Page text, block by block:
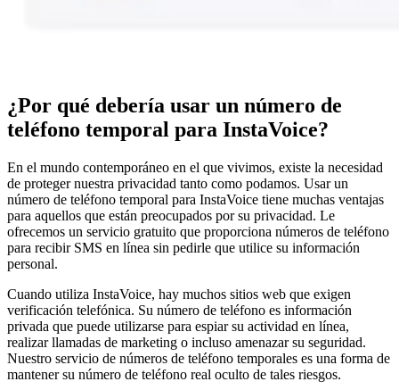
¿Por qué debería usar un número de
teléfono temporal para InstaVoice?
En el mundo contemporáneo en el que vivimos, existe la necesidad
de proteger nuestra privacidad tanto como podamos. Usar un
número de teléfono temporal para InstaVoice tiene muchas ventajas
para aquellos que están preocupados por su privacidad. Le
ofrecemos un servicio gratuito que proporciona números de teléfono
para recibir SMS en línea sin pedirle que utilice su información
personal.
Cuando utiliza InstaVoice, hay muchos sitios web que exigen
verificación telefónica. Su número de teléfono es información
privada que puede utilizarse para espiar su actividad en línea,
realizar llamadas de marketing o incluso amenazar su seguridad.
Nuestro servicio de números de teléfono temporales es una forma de
mantener su número de teléfono real oculto de tales riesgos.